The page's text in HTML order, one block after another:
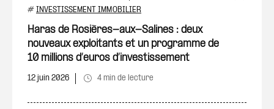
# INVESTISSEMENT IMMOBILIER
Haras de Rosières-aux-Salines : deux
nouveaux exploitants et un programme de
10 millions d’euros d’investissement
12 juin 2026 4 min de lecture